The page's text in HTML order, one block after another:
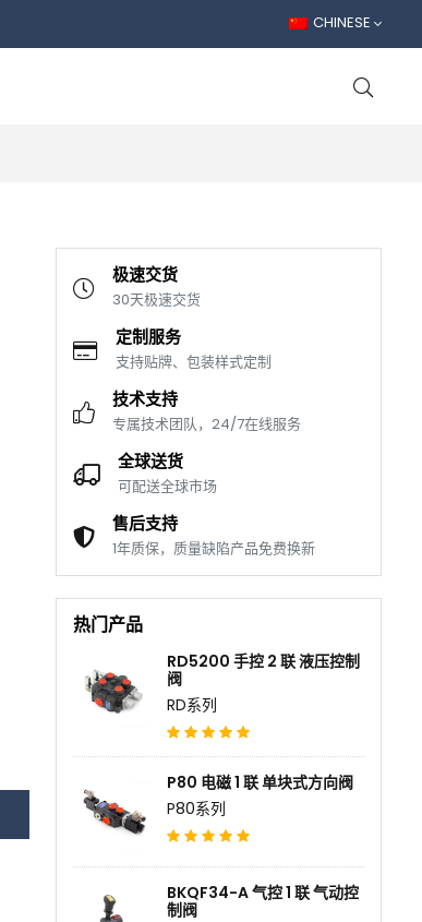
CHINESE
极速交货
30天极速交货
定制服务
支持贴牌、包装样式定制
技术支持
专属技术团队，24/7在线服务
全球送货
可配送全球市场
售后支持
1年质保，质量缺陷产品免费换新
热门产品
RD5200 手控 2 联 液压控制
阀
RD系列
P80 电磁 1 联 单块式方向阀
P80系列
BKQF34-A 气控 1 联 气动控
制阀